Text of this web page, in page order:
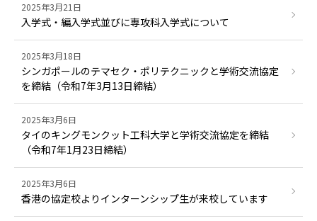
2025年3月21日
入学式・編入学式並びに専攻科入学式について
2025年3月18日
シンガポールのテマセク・ポリテクニックと学術交流協定
を締結（令和7年3月13日締結）
2025年3月6日
タイのキングモンクット工科大学と学術交流協定を締結
（令和7年1月23日締結）
2025年3月6日
香港の協定校よりインターンシップ生が来校しています